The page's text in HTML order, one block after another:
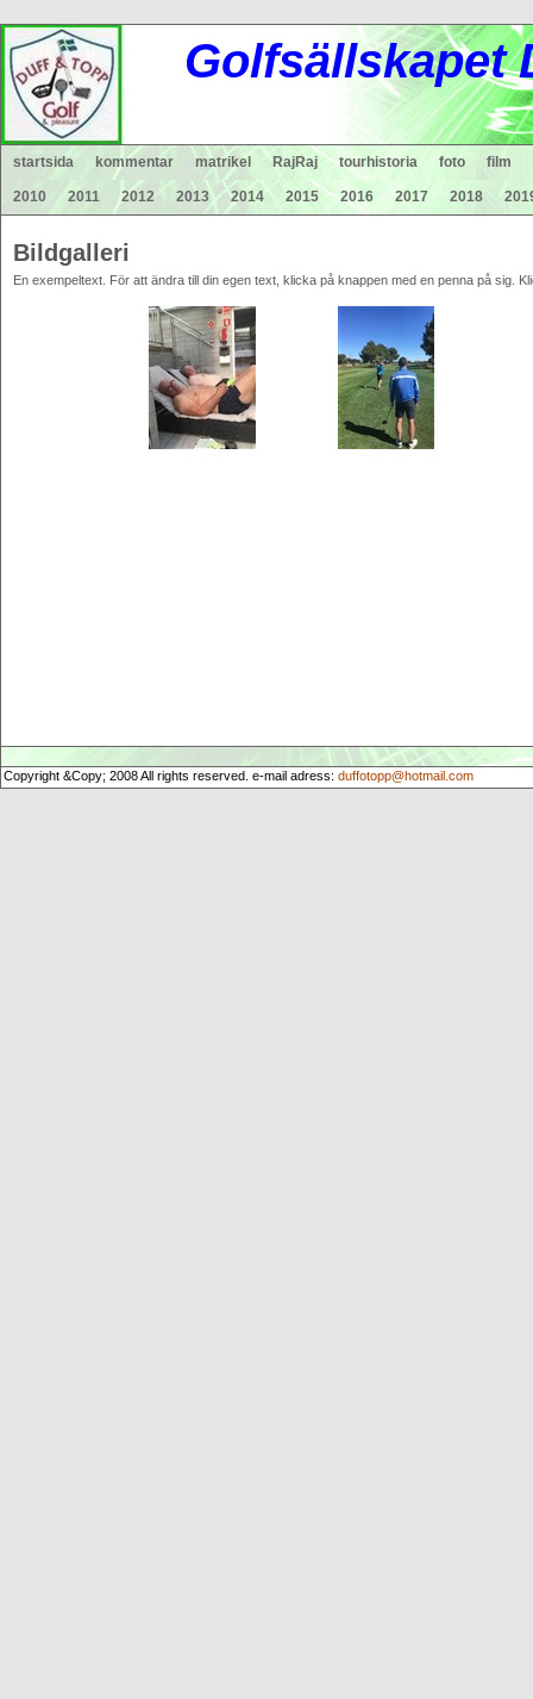
Golfsällskapet
startsida kommentar matrikel RajRaj tourhistoria foto film
2010 2011 2012 2013 2014 2015 2016 2017 2018
Bildgalleri
En exempeltext. För att ändra till din egen text, klicka på knappen med en penna på sig.
Copyright &Copy; 2008 All rights reserved. e-mail adress: duffotopp@hotmail.com